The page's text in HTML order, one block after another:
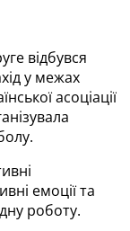
відбувся
у межах
асоціації
емоції та
роботу.